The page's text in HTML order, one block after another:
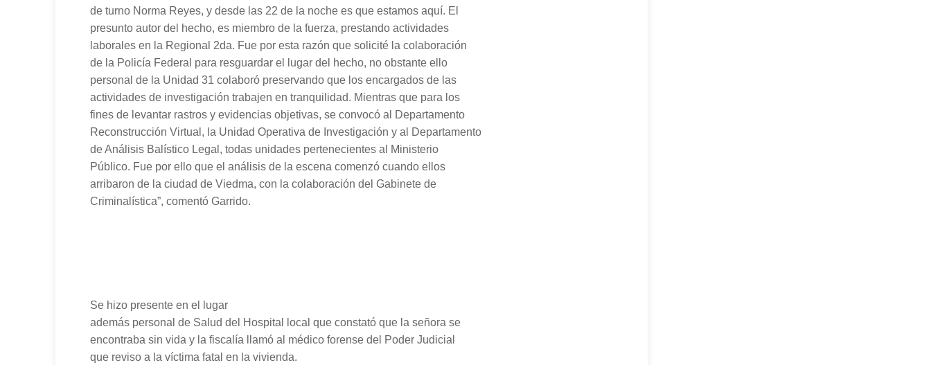
de turno Norma Reyes, y desde las 22 de la noche es que estamos aquí. El
presunto autor del hecho, es miembro de la fuerza, prestando actividades
laborales en la Regional 2da. Fue por esta razón que solicité la colaboración
de la Policía Federal para resguardar el lugar del hecho, no obstante ello
personal de la Unidad 31 colaboró preservando que los encargados de las
actividades de investigación trabajen en tranquilidad. Mientras que para los
fines de levantar rastros y evidencias objetivas, se convocó al Departamento
Reconstrucción Virtual, la Unidad Operativa de Investigación y al Departamento
de Análisis Balístico Legal, todas unidades pertenecientes al Ministerio
Público. Fue por ello que el análisis de la escena comenzó cuando ellos
arribaron de la ciudad de Viedma, con la colaboración del Gabinete de
Criminalística”, comentó Garrido.
Se hizo presente en el lugar
además personal de Salud del Hospital local que constató que la señora se
encontraba sin vida y la fiscalía llamó al médico forense del Poder Judicial
que reviso a la víctima fatal en la vivienda.